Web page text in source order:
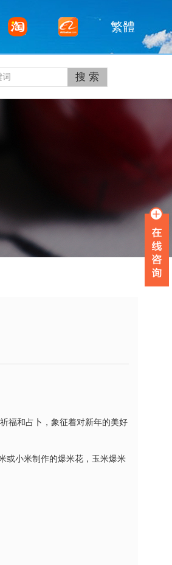
繁體
福和占卜，象征着对新年的美好
或小米制作的爆米花，玉米爆米